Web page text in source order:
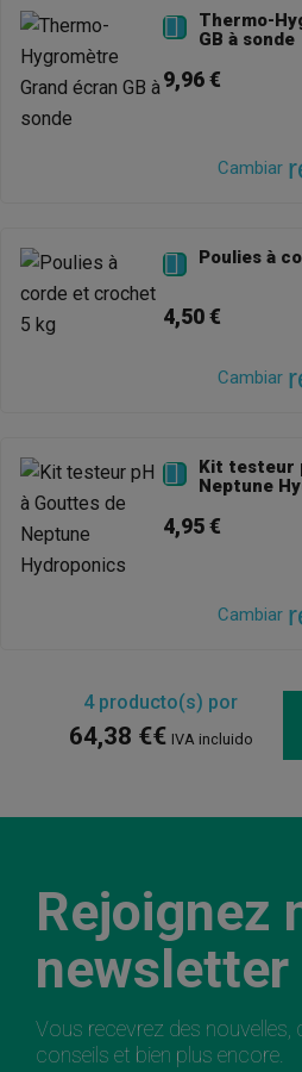

Thermo-
GB à sonde
9,96 €
Cambiar
 Poulies à
4,50 €
Cambiar

Kit testeur
Neptune
4,95 €
Cambiar
4producto(s) por
64,38 €€ IVA incluido
Rejoignez
newsletter
Vous recevrez des
conseils et bien plus encore.